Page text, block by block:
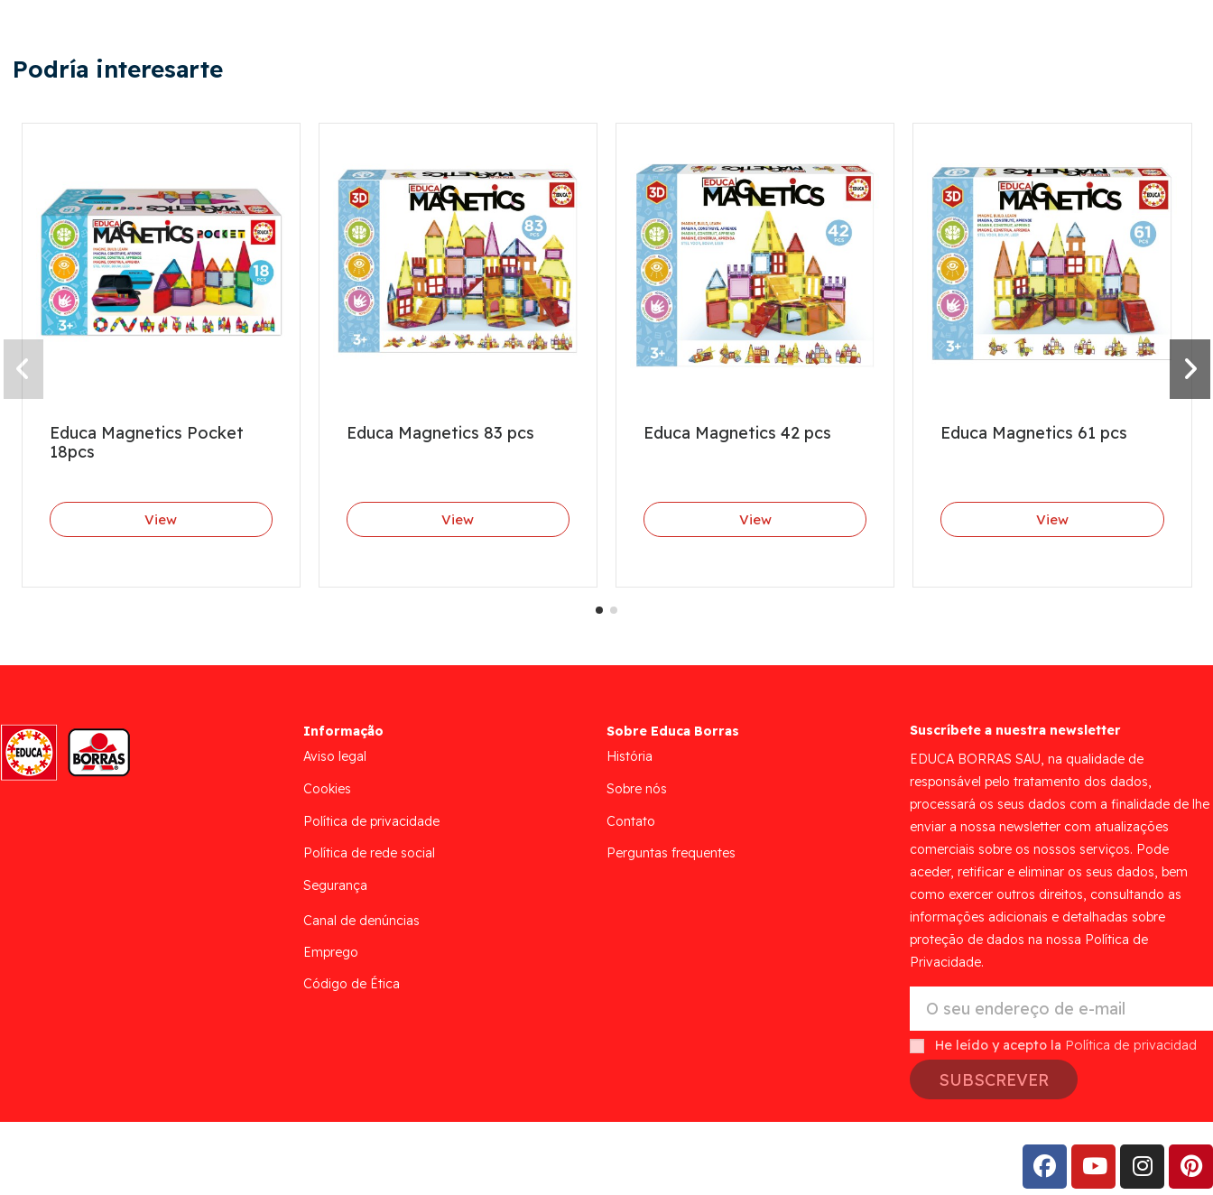
Podría interesarte
Educa Magnetics Pocket
18pcs
View
Educa Magnetics 83 pcs
View
Educa Magnetics 42 pcs
View
Educa Magnetics 61 pcs
View
Informação
Aviso legal
Cookies
Política de privacidade
Política de rede social
Segurança
Canal de denúncias
Emprego
Código de Ética
Sobre Educa Borras
História
Sobre nós
Contato
Perguntas frequentes
Suscríbete a nuestra newsletter
EDUCA BORRAS SAU, na qualidade de
responsável pelo tratamento dos dados,
processará os seus dados com a finalidade de lhe
enviar a nossa newsletter com atualizações
comerciais sobre os nossos serviços. Pode
aceder, retificar e eliminar os seus dados, bem
como exercer outros direitos, consultando as
informações adicionais e detalhadas sobre
proteção de dados na nossa Política de
Privacidade.
He leído y acepto la Política de privacidad
SUBSCREVER